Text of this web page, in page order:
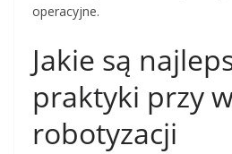
operacyjne.
Jakie są
praktyki przy
robotyzacji